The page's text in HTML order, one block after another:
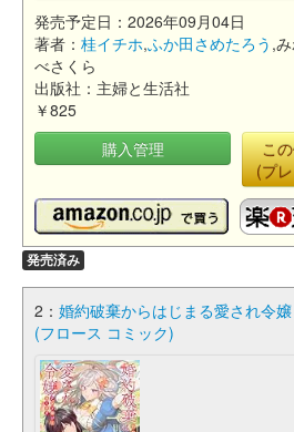
発売予定日：2026年09月04日
著者： 桂イチホ,ふか田さめたろう ,
べさくら
出版社：主婦と生活社
￥825
購入管理
こ
(プ
発売済み
2： 婚約破棄からはじまる愛され令
(フロース コミック)